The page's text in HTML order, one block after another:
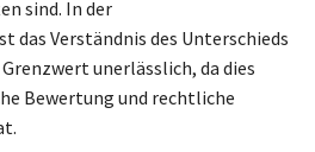
sind. In der
das Verständnis des Unterschieds
unerlässlich, da dies
Bewertung und rechtliche